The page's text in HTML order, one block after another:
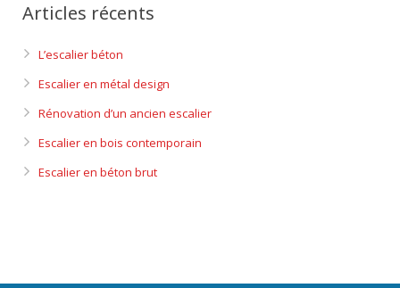
Articles récents
L’escalier béton
Escalier en métal design
Rénovation d’un ancien escalier
Escalier en bois contemporain
Escalier en béton brut